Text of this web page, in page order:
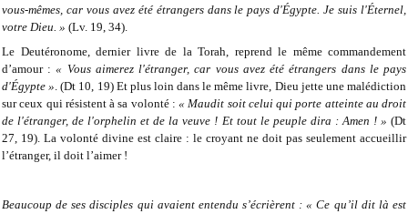
vous-mêmes, car vous avez été étrangers dans le pays d'Égypte. Je suis l'Éternel,
votre Dieu. » (Lv. 19, 34).
Le Deutéronome, dernier livre de la Torah, reprend le même commandement
d’amour :« Vous aimerez l'étranger, car vous avez été étrangers dans le pays
d'Égypte » . (Dt 10, 19) Et plus loin dans le même livre, Dieu jette une malédiction
sur ceux qui résistent à sa volonté : « Maudit soit celui qui porte atteinte au droit
de l'étranger, de l'orphelin et de la veuve ! Et tout le peuple dira : Amen ! » (Dt
27, 19). La volonté divine est claire : le croyant ne doit pas seulement accueillir
l’étranger, il doit l’aimer !
Beaucoup de ses disciples qui avaient entendu s’écrièrent : « Ce qu’il dit là est